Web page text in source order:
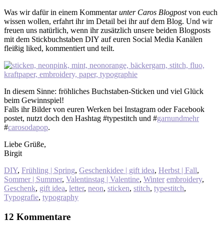
Was wir dafür in einem Kommentarunter Caros Blogpostvon euch
wissen wollen, erfahrt ihr im Detail bei ihr auf dem Blog. Und wir
freuen uns natürlich, wenn ihr zusätzlich unsere beiden Blogposts
mit dem Stickbuchstaben DIY auf euren Social Media Kanälen
fleißig liked, kommentiert und teilt.
In diesem Sinne: fröhliches Buchstaben-Sticken und viel Glück
beim Gewinnspiel!
Falls ihr Bilder von euren Werken bei Instagram oder Facebook
postet, nutzt doch den Hashtag #typestitch und #garnundmehr
#carosodapop.
Liebe Grüße,
Birgit
DIY, Frühling | Spring, Geschenkidee | gift idea, Herbst | Fall,
Sommer | Summer, Valentinstag | Valentine, Winter embroidery,
Geschenk, gift idea, letter, neon, sticken, stitch, typestitch,
Typografie, typography
12 Kommentare